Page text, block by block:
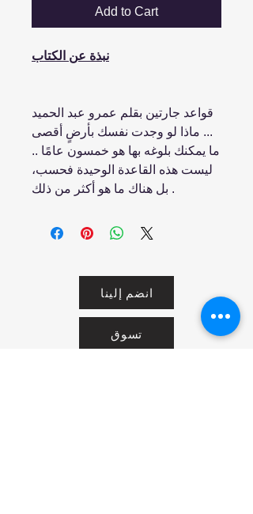
Add to Cart
نبذة عن الكتاب
قواعد جارتين بقلم عمرو عبد الحميد
... ماذا لو وجدت نفسك بأرضٍ أقصى
ما يمكنك بلوغه بها هو خمسون عامًا ..
ليست هذه القاعدة الوحيدة فحسب،
بل هناك ما هو أكثر من ذلك .
انضم إلينا
تسوق